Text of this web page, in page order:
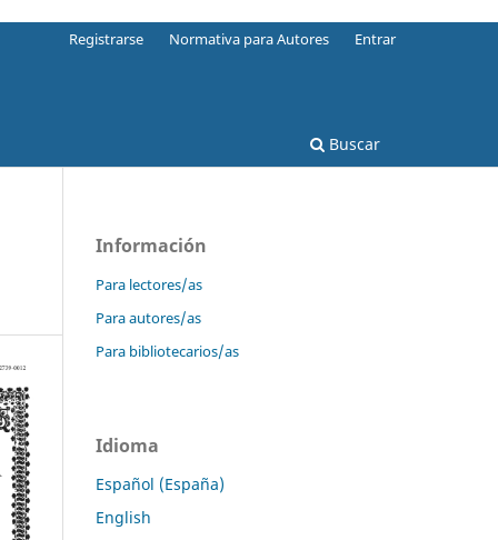
Buscar
Registrarse Normativa para Autores Entrar
Información
Para lectores/as
Para autores/as
Para bibliotecarios/as
Idioma
Español (España)
English